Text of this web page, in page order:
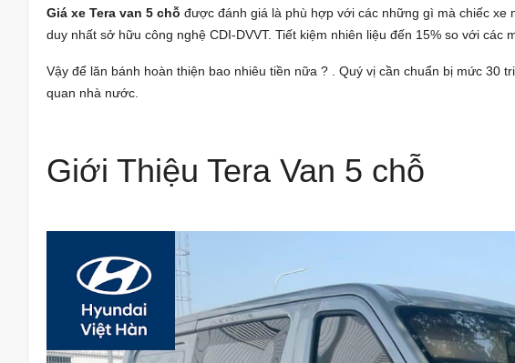
Giá xe Tera van 5 chỗ được đánh giá là phù hợp với các những gì mà chiếc xe
duy nhất sở hữu công nghệ CDI-DVVT. Tiết kiệm nhiên liệu đến 15% so với các
Vậy để lăn bánh hoàn thiện bao nhiêu tiền nữa ? . Quý vị cần chuẩn bị mức 30
quan nhà nước.
Giới Thiệu Tera Van 5 chỗ